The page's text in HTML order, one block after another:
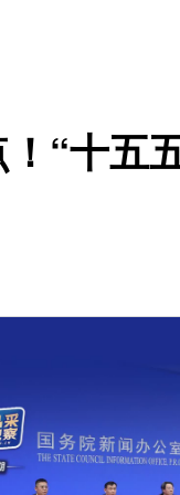
“十五